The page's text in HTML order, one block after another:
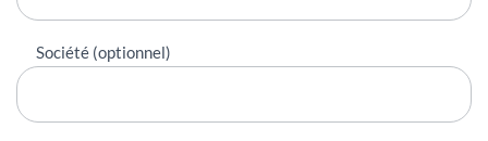
Société (optionnel)